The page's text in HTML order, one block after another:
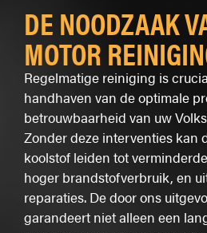
DE NOODZAAK
MOTOR
Regelmatige reiniging is
handhaven van de optimale
betrouwbaarheid van uw
Zonder deze interventies kan
koolstof leiden tot
hoger brandstofverbruik, en
reparaties. De door ons
garandeert niet alleen een